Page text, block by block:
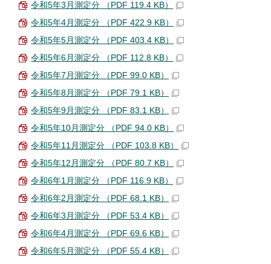
令和5年3月測定分 （PDF 119.4 KB）
令和5年4月測定分 （PDF 422.9 KB）
令和5年5月測定分 （PDF 403.4 KB）
令和5年6月測定分 （PDF 112.8 KB）
令和5年7月測定分 （PDF 99.0 KB）
令和5年8月測定分 （PDF 79.1 KB）
令和5年9月測定分 （PDF 83.1 KB）
令和5年10月測定分 （PDF 94.0 KB）
令和5年11月測定分 （PDF 103.8 KB）
令和5年12月測定分 （PDF 80.7 KB）
令和6年1月測定分 （PDF 116.9 KB）
令和6年2月測定分 （PDF 68.1 KB）
令和6年3月測定分 （PDF 53.4 KB）
令和6年4月測定分 （PDF 69.6 KB）
令和6年5月測定分 （PDF 55.4 KB）